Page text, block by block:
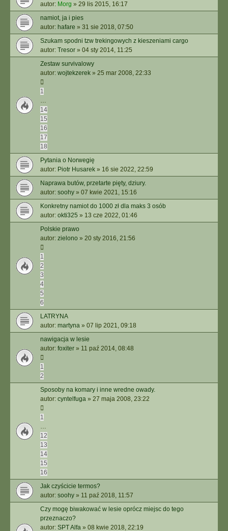
autor: Morg » 29 lis 2015, 16:17
namiot, ja i pies
autor: hafare » 31 sie 2018, 07:50
Szukam spodni tzw trekingowych z kieszeniami cargo
autor: Tresor » 04 sty 2014, 11:25
Zestaw survivalowy
autor: wojtekzerek » 25 mar 2008, 22:33
1
…
14
15
16
17
18
Pytania o Norwegię
autor: Piotr Husarek » 16 sie 2022, 22:59
Naprawa butów, przetarte pięty, dziury.
autor: soohy » 07 kwie 2021, 15:16
Konkretny namiot do 1000 zł dla maks 3 osób
autor: okti325 » 13 cze 2022, 01:46
Polskie prawo
autor: zielono » 20 sty 2016, 21:56
1
2
3
4
5
6
LATRYNA
autor: martyna » 07 lip 2021, 09:18
nawigacja w lesie
autor: foxiter » 11 paź 2014, 08:48
1
2
Sposoby na komary i inne wredne owady.
autor: cyntelfuga » 27 maja 2008, 23:22
1
…
12
13
14
15
16
Jak czyścicie termos?
autor: soohy » 11 paź 2018, 11:57
Czy mogę biwakować w lesie oprócz miejsc do tego
przeznaczo?
autor: SPT Alfa » 08 kwie 2018, 22:19